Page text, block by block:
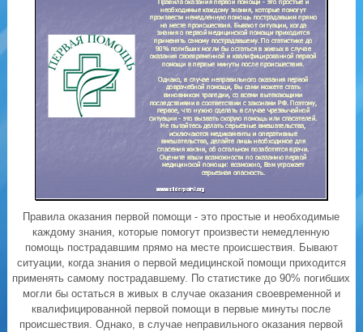
Правила оказания первой помощи - это простые и необходимые
каждому знания, которые помогут произвести немедленную
помощь пострадавшим прямо на месте происшествия. Бывают
ситуации, когда знания о первой медицинской помощи приходится
применять самому пострадавшему. По статистике до 90% погибших
могли бы остаться в живых в случае оказания своевременной и
квалифицированной первой помощи в первые минуты после
происшествия. Однако, в случае неправильного оказания первой